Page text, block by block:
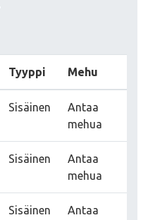
Tyyppi Mehu
Sisäinen
Antaa
mehua
Sisäinen
Antaa
mehua
Sisäinen
Antaa